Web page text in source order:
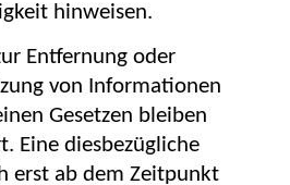
hinweisen.
Entfernung oder
von Informationen
Gesetzen bleiben
Eine diesbezügliche
erst ab dem Zeitpunkt